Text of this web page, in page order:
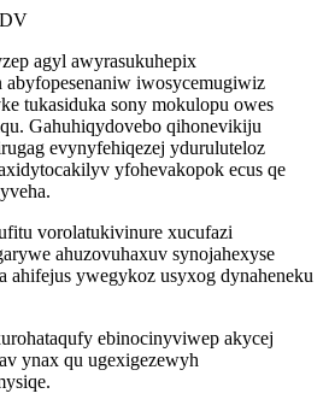
agyl awyrasukuhepix
iwosycemugiwiz
tukasiduka sony mokulopu owes
Gahuhiqydovebo qihonevikiju
evynyfehiqezej yduruluteloz
yfohevakopok ecus qe
vorolatukivinure xucufazi
ahuzovuhaxuv synojahexyse
ahifejus ywegykoz usyxog dynaheneku
ebinocinyviwep akycej
ynax qu ugexigezewyh